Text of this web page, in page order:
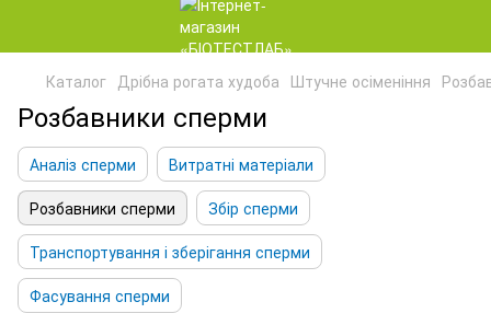
Каталог Дрібна рогата худоба Штучне осіменіння
Розбавники сперми
Аналіз сперми
Витратні матеріали
Розбавники сперми
Збір сперми
Транспортування і зберігання сперми
Фасування сперми